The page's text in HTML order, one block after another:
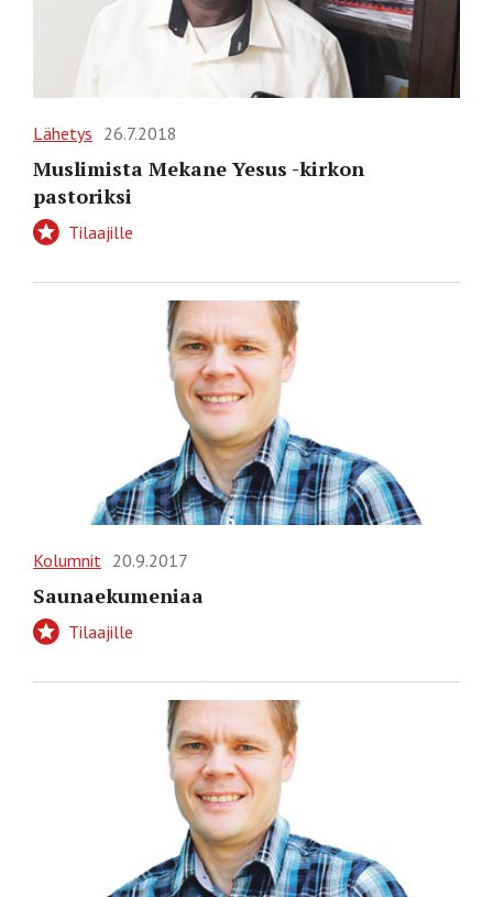
Lähetys 26.7.2018
Muslimista Mekane Yesus -kirkon
pastoriksi
Tilaajille
Kolumnit 20.9.2017
Saunaekumeniaa
Tilaajille